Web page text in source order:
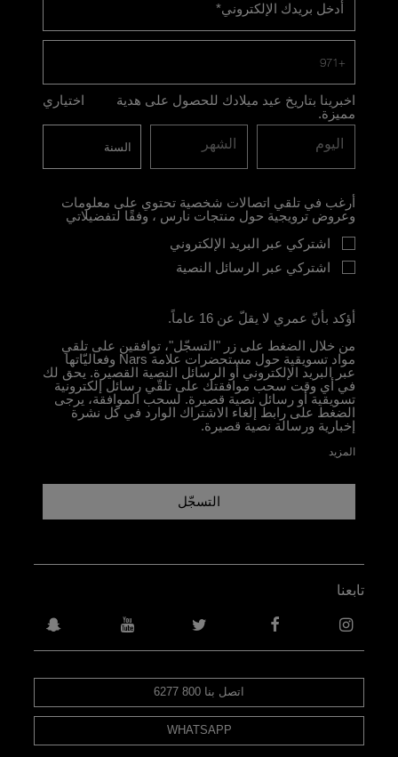
أدخل بريدك الإلكتروني*
+971
اخبرينا بتاريخ عيد ميلادك للحصول على هدية
مميزة.
اختياري
اليوم الشهر
أرغب في تلقي اتصالات شخصية تحتوي على معلومات
وعروض ترويجية حول منتجات نارس ، وفقًا لتفضيلاتي
اشتركي عبر البريد الإلكتروني
اشتركي عبر الرسائل النصية
أؤكد بأنّ عمري لا يقلّ عن 16 عاماً.
من خلال الضغط على زر "التسجّل"، توافقين على تلقي
مواد تسويقية حول مستحضرات علامة Nars وفعاليّاتها
عبر البريد الإلكتروني أو الرسائل النصية القصيرة. يحق لك
في أي وقت سحب موافقتك على تلقّي رسائل إلكترونية
تسويقية أو رسائل نصية قصيرة. لسحب الموافقة، يرجى
الضغط على رابط إلغاء الاشتراك الوارد في كل نشرة
إخبارية ورسالة نصية قصيرة.
المزيد
التسجّل
اتصل بنا 800 6277
WHATSAPP
تابعنا